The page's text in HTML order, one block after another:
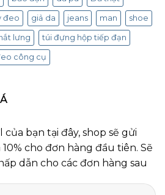
đeo giả da jeans man shoe
lưng túi đựng hộp tiếp đạn
công cụ
bạn tại đây, shop sẽ gửi
cho đơn hàng đầu tiên. Sẽ
dẫn cho các đơn hàng sau